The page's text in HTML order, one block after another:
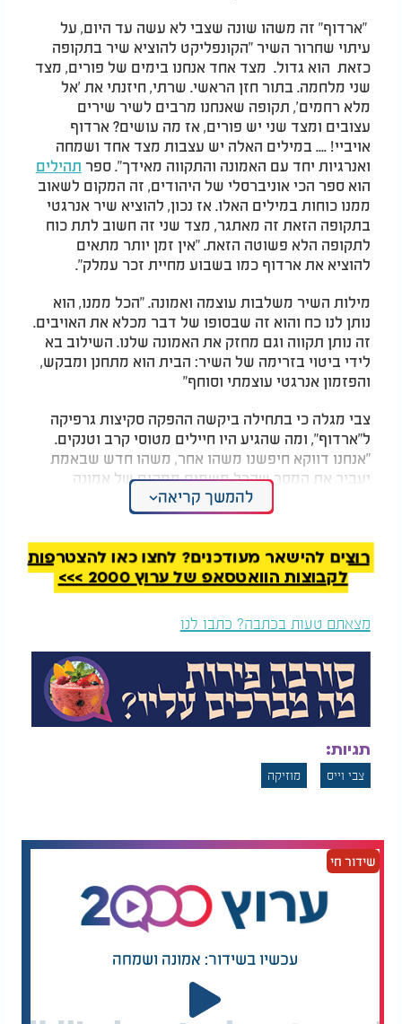
"ארדוף" זה משהו שונה שצבי לא עשה עד היום, על
עיתוי שחרור השיר "הקונפליקט להוציא שיר בתקופה
כזאת הוא גדול. מצד אחד אנחנו בימים של פורים, מצד
שני מלחמה. בתור חזן הראשי. שרתי, חיזנתי את 'אל
מלא רחמים', תקופה שאנחנו מרבים לשיר שירים
עצובים ומצד שני יש פורים, אז מה עושים? ארדוף
אויביי! .... במילים האלה יש עצבות מצד אחד ושמחה
ואנרגיות יחד עם האמונה והתקווה מאידך". ספר תהילים
הוא ספר הכי אוניברסלי של היהודים, זה המקום לשאוב
ממנו כוחות במילים האלו. אז נכון, להוציא שיר אנרגטי
בתקופה הזאת זה מאתגר, מצד שני זה חשוב לתת כוח
לתקופה הלא פשוטה הזאת. "אין זמן יותר מתאים
להוציא את ארדוף כמו בשבוע מחיית זכר עמלק".
מילות השיר משלבות עוצמה ואמונה. "הכל ממנו, הוא
נותן לנו כח והוא זה שבסופו של דבר מכלא את האויבים.
זה נותן תקווה וגם מחזק את האמונה שלנו. השילוב בא
לידי ביטוי בזרימה של השיר: הבית הוא מתחנן ומבקש,
והפזמון אנרגטי עוצמתי וסוחף"
צבי מגלה כי בתחילה ביקשה ההפקה סקיצות גרפיקה
ל"ארדוף", ומה שהגיע היו חיילים מטוסי קרב וטנקים.
"אנחנו דווקא חיפשנו משהו אחר, משהו חדש שבאמת
יעביר את המסר שהכל משמים ממקום של אמונה
תמימה, פשוט ככה".
בתחילת השיר פחות סוערים, ובפזמון מרגישים את
הסערה, בהמשך חוזרים לעוד שמיים רגועים - לתת
תחושה שבהתחלה אמצע וסוף זה הכל ממנו.
צבי וייס - "ארדוף"
להמשך קריאה
רוצים להישאר מעודכנים? לחצו כאן להצטרפות
לקבוצות הוואטסאפ של ערוץ 2000 >>>
מצאתם טעות בכתבה? כתבו לנו
תגיות:
צבי וייס מוזיקה
שידור חי
עכשיו בשידור: אמונה ושמחה